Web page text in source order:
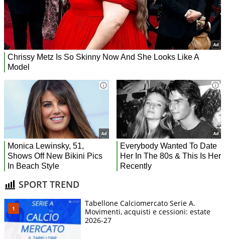
SPORT TREND
Tabellone Calciomercato Serie A.
Movimenti, acquisti e cessioni: estate
2026-27